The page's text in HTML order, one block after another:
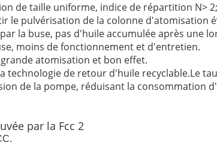
de taille uniforme, indice de répartition N> 2;
le pulvérisation de la colonne d'atomisation
la buse, pas d'huile accumulée après une
moins de fonctionnement et d'entretien.
atomisation et bon effet.
de retour d'huile recyclable.Le
de la pompe, réduisant la consommation